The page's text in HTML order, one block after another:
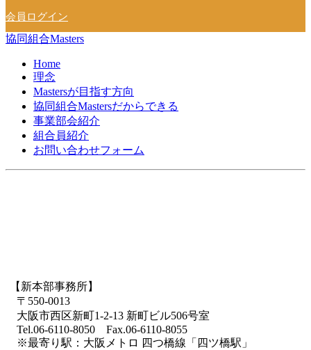
会員ログイン
協同組合Masters
Home
理念
Mastersが目指す方向
協同組合Mastersだからできる
事業部会紹介
組合員紹介
お問い合わせフォーム
【新本部事務所】
〒550-0013
大阪市西区新町1-2-13 新町ビル506号室
Tel.06-6110-8050 Fax.06-6110-8055
※最寄り駅：大阪メトロ 四つ橋線「四ツ橋駅」